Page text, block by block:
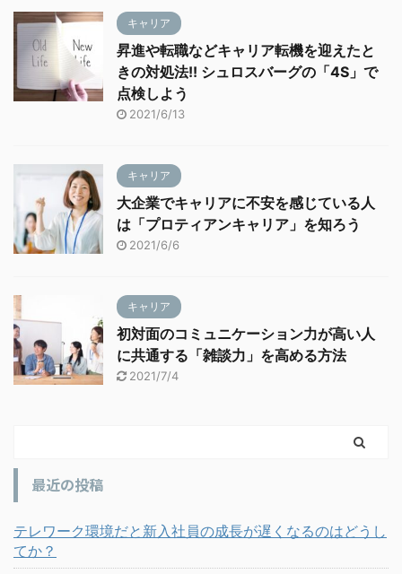
キャリア
昇進や転職などキャリア転機を迎えたと
きの対処法!! シュロスバーグの「4S」で
点検しよう
2021/6/13
キャリア
大企業でキャリアに不安を感じている人
は「プロティアンキャリア」を知ろう
2021/6/6
キャリア
初対面のコミュニケーション力が高い人
に共通する「雑談力」を高める方法
2021/7/4
最近の投稿
テレワーク環境だと新入社員の成長が遅くなるのはどうし
てか？